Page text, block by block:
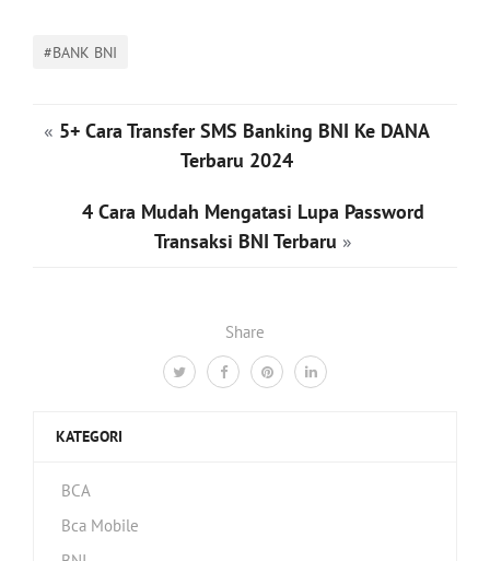
Share
#BANK BNI
« 5+ Cara Transfer SMS Banking BNI Ke DANA
Terbaru 2024
4 Cara Mudah Mengatasi Lupa Password
Transaksi BNI Terbaru »
KATEGORI
BCA
Bca Mobile